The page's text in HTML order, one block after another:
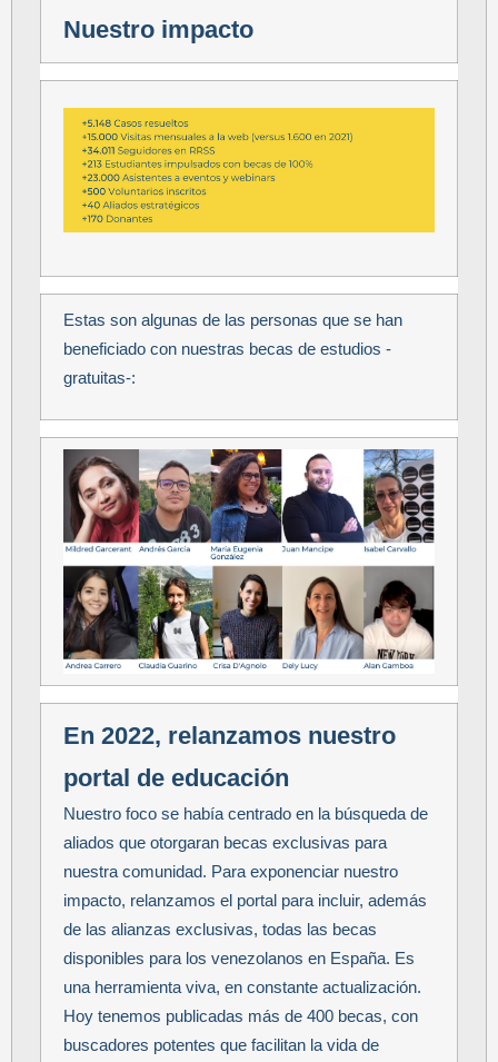
Nuestro impacto
Estas son algunas de las personas que se han
beneficiado con nuestras becas de estudios -
gratuitas-:
En 2022, relanzamos nuestro
portal de educación
Nuestro foco se había centrado en la búsqueda de
aliados que otorgaran becas exclusivas para
nuestra comunidad. Para exponenciar nuestro
impacto, relanzamos el portal para incluir, además
de las alianzas exclusivas, todas las becas
disponibles para los venezolanos en España. Es
una herramienta viva, en constante actualización.
Hoy tenemos publicadas más de 400 becas, con
buscadores potentes que facilitan la vida de